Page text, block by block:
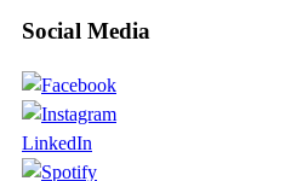
Social Media
LinkedIn